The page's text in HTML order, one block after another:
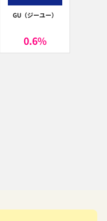
GU（ジーユー）
0.6%